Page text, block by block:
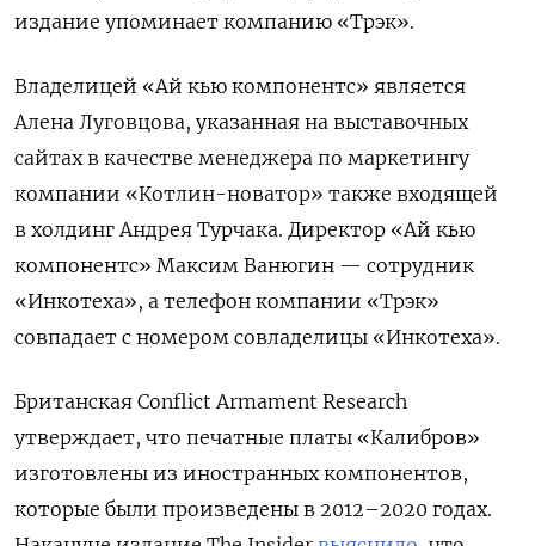
издание упоминает компанию «Трэк».
Владелицей «Ай кью компонентс» является
Алена Луговцова, указанная на выставочных
сайтах в качестве менеджера по маркетингу
компании «Котлин-новатор» также входящей
в холдинг Андрея Турчака. Директор «Ай кью
компонентс» Максим Ванюгин — сотрудник
«Инкотеха», а телефон компании «Трэк»
совпадает с номером совладелицы «Инкотеха».
Британская Conflict Armament Research
утверждает, что печатные платы «Калибров»
изготовлены из иностранных компонентов,
которые были произведены в 2012–2020 годах.